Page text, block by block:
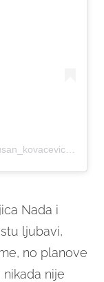
Nada i
ljubavi,
no planove
nije